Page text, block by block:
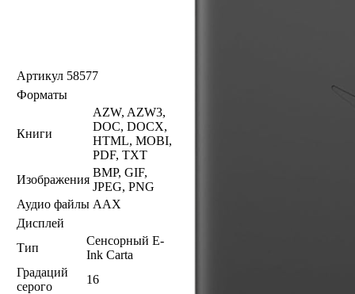
Артикул 58577
Форматы
Книги
AZW, AZW3,
DOC, DOCX,
HTML, MOBI,
PDF, TXT
Изображения
BMP, GIF,
JPEG, PNG
Аудио файлы AAX
Дисплей
Тип
Сенсорный E-
Ink Carta
Градаций
серого
16